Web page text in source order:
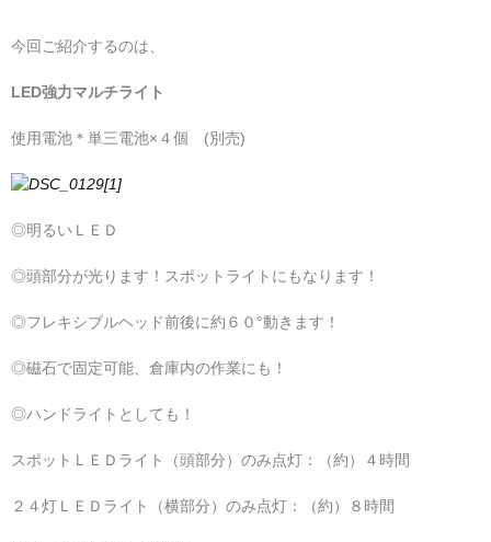
今回ご紹介するのは、
LED強力マルチライト
使用電池＊単三電池×４個 (別売)
◎明るいＬＥＤ
◎頭部分が光ります！スポットライトにもなります！
◎フレキシブルヘッド前後に約６０°動きます！
◎磁石で固定可能、倉庫内の作業にも！
◎ハンドライトとしても！
スポットＬＥＤライト（頭部分）のみ点灯：（約）４時間
２４灯ＬＥＤライト（横部分）のみ点灯：（約）８時間